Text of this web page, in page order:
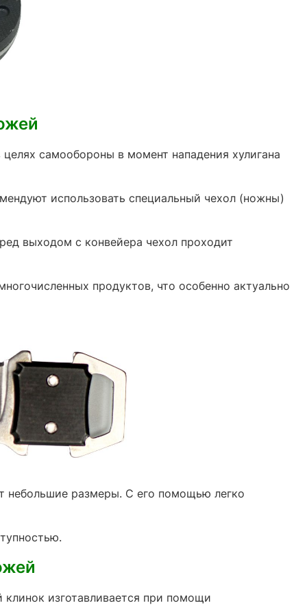
самообороны в момент нападения хулигана
использовать специальный чехол (ножны)
выходом с конвейера чехол проходит
продуктов, что особенно актуально
небольшие размеры. С его помощью легко
изготавливается при помощи